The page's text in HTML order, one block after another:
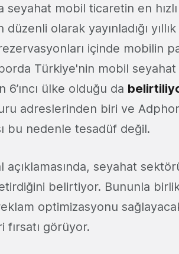
seyahat mobil ticaretin en
düzenli olarak yayınladığı yıllık
içinde mobilin
Türkiye'nin mobil seyahat
ülke olduğu da
adreslerinden biri ve
bu nedenle tesadüf değil.
açıklamasında, seyahat
belirtiyor. Bununla
optimizasyonu
fırsatı görüyor.